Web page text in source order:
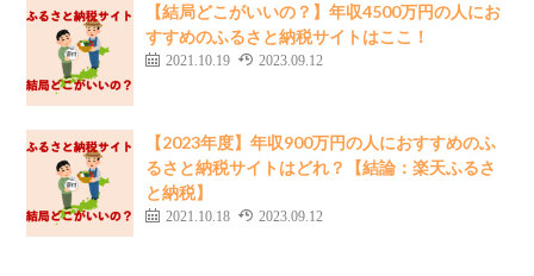
【結局どこがいいの？】年収4500万円の人にお
すすめのふるさと納税サイトはここ！
2021.10.19 2023.09.12
【2023年度】年収900万円の人におすすめのふ
るさと納税サイトはどれ？【結論：楽天ふるさ
と納税】
2021.10.18 2023.09.12